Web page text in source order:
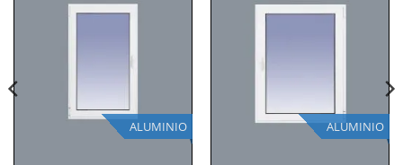
ALUMINIO ALUMINIO